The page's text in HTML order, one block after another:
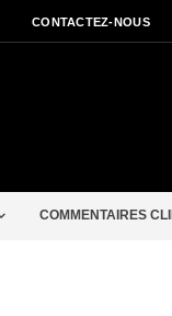
CONTACTEZ-NOUS
COMMENTAIRES